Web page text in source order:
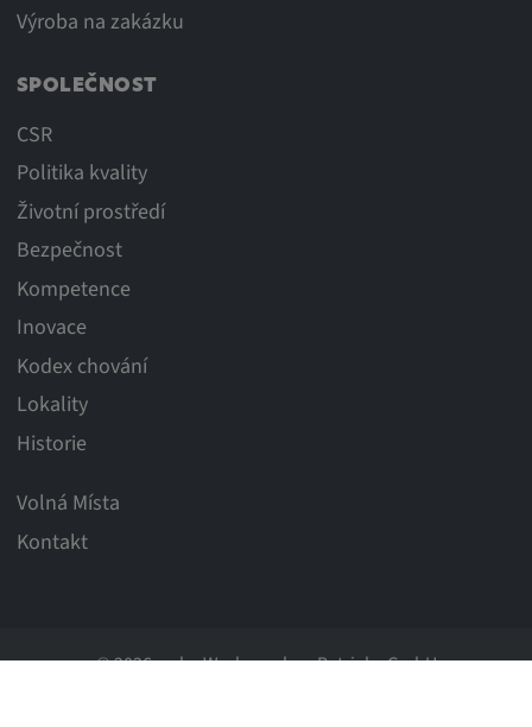
Výroba na zakázku
SPOLEČNOST
CSR
Politika kvality
Životní prostředí
Bezpečnost
Kompetence
Inovace
Kodex chování
Lokality
Historie
Volná Místa
Kontakt
© 2026 weba Werkzeugbau Betriebs GmbH